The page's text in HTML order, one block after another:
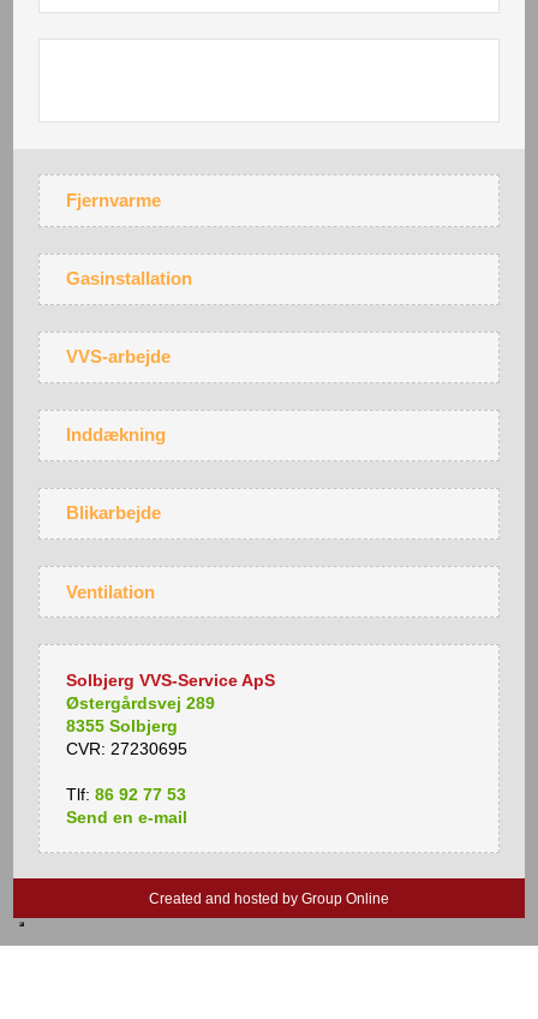
Fjernvarme
Gasinstallation
VVS-arbejde
Inddækning
Blikarbejde
Ventilation
Solbjerg VVS-Service ApS
Østergårdsvej 289
8355 Solbjerg
CVR: 27230695
Tlf: 86 92 77 53
Send en​ e​-​mail
Created and hosted by Group Online